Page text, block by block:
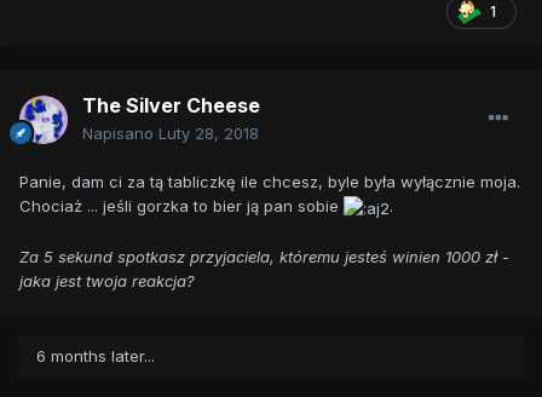
1
The Silver Cheese
Napisano Luty 28, 2018
Panie, dam ci za tą tabliczkę ile chcesz, byle była wyłącznie moja.
Chociaż ... jeśli gorzka to bier ją pan sobie
.
Za 5 sekund spotkasz przyjaciela, któremu jesteś winien 1000 zł -
jaka jest twoja reakcja?
6 months later...